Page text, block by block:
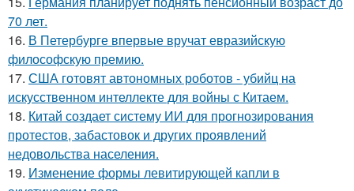
70 лет.
16. В Петербурге впервые вручат евразийскую
философскую премию.
17. США готовят автономных роботов - убийц на
искусственном интеллекте для войны с Китаем.
18. Китай создает систему ИИ для прогнозирования
протестов, забастовок и других проявлений
недовольства населения.
19. Изменение формы левитирующей капли в